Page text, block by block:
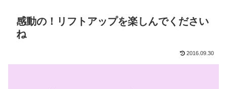
感動の！リフトアップを楽しんでください
ね
2016.09.30